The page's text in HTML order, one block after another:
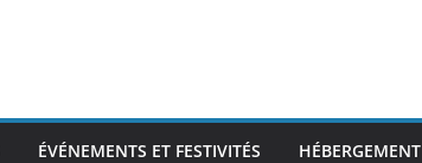
ÉVÉNEMENTS ET FESTIVITÉS HÉBERGEMENT